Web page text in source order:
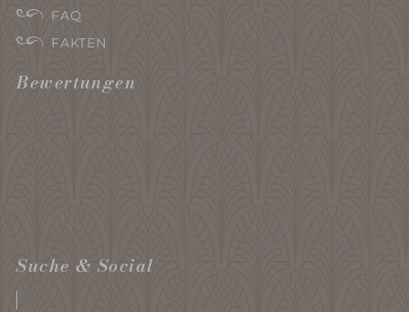
FAQ
FAKTEN
Bewertungen
Suche & Social